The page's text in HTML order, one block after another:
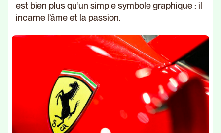
est bien plus qu’un simple symbole graphique : il
incarne l’âme et la passion.